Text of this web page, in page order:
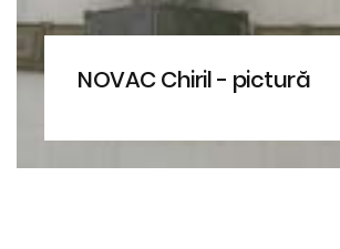
NOVAC Chiril - pictură